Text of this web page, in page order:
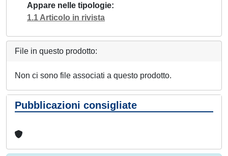
Appare nelle tipologie
1.1 Articolo in rivista
File in questo prodotto:
Non ci sono file associati a questo prodotto.
Pubblicazioni consigliate